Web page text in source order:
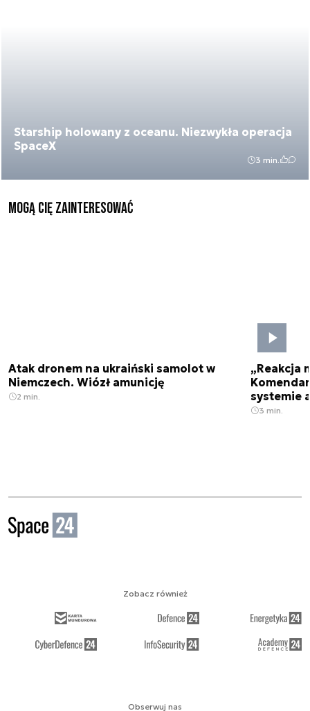
Starship holowany z oceanu. Niezwykła operacja
SpaceX
3 min.
Mogą Cię zainteresować
Atak dronem na ukraiński samolot w
Niemczech. Wiózł amunicję
2 min.
„Reakcja
systemie
3 min.
Obserwuj nas
Zobacz również